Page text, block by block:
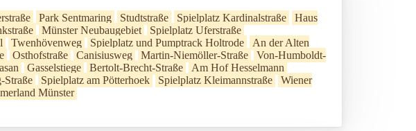
Park Sentmaring Studtstraße Spielplatz Kardinalstraße
Haus
Münster Neubaugebiet
Spielplatz Uferstraße
Twenhövenweg Spielplatz und Pumptrack Holtrode
An der Alten
Osthofstraße Canisiusweg Martin-Niemöller-Straße
Von-Humboldt-
Gasselstiege Bertolt-Brecht-Straße
Am Hof Hesselmann
Straße Spielplatz am Pötterhoek Spielplatz Kleimannstraße
Wiener
Münster